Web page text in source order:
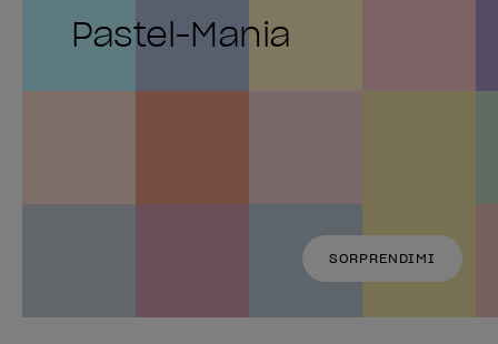
Pastel-Mania
SORPRENDIMI